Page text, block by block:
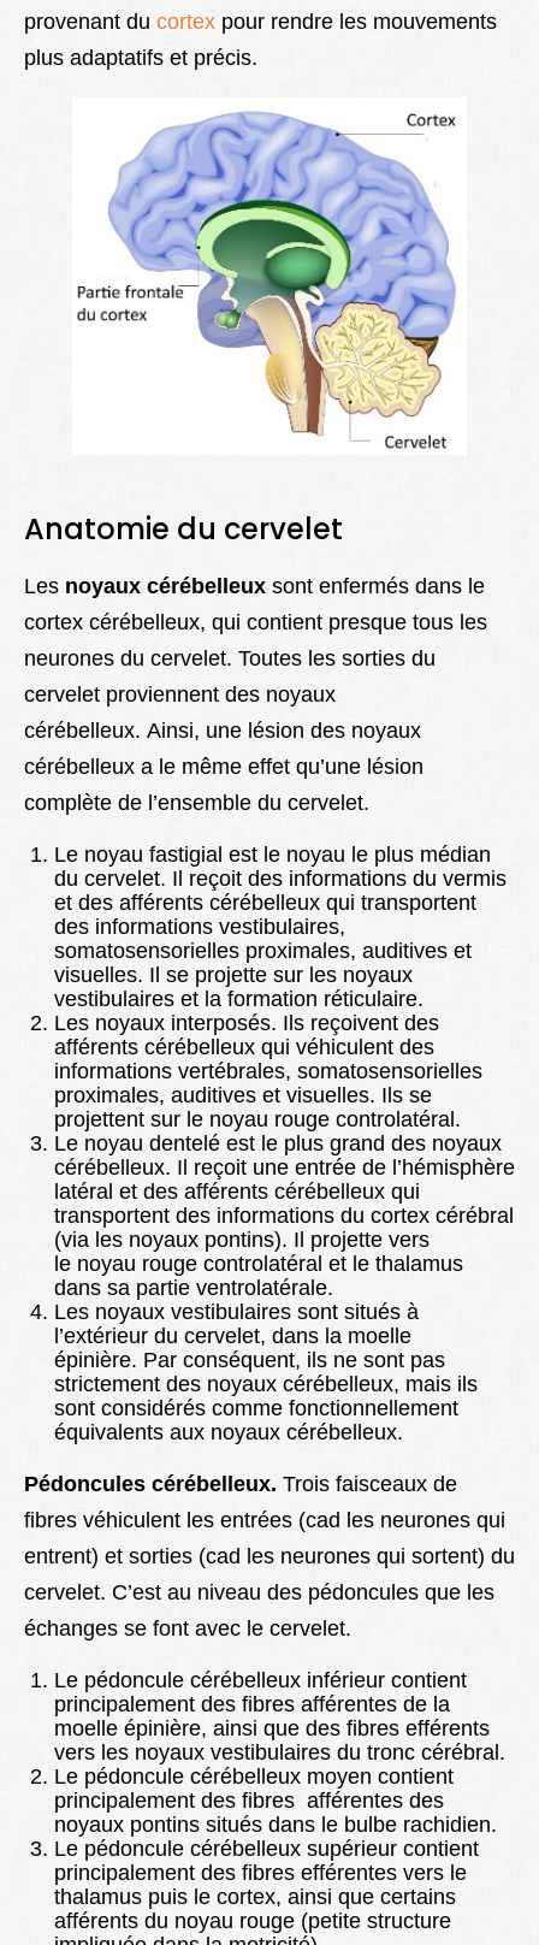
provenant du cortex pour rendre les mouvements
plus adaptatifs et précis.
Anatomie du cervelet
Les noyaux cérébelleux sont enfermés dans le
cortex cérébelleux, qui contient presque tous les
neurones du cervelet. Toutes les sorties du
cervelet proviennent des noyaux
cérébelleux. Ainsi, une lésion des noyaux
cérébelleux a le même effet qu’une lésion
complète de l’ensemble du cervelet.
Le noyau fastigial est le noyau le plus médian
du cervelet. Il reçoit des informations du vermis
et des afférents cérébelleux qui transportent
des informations vestibulaires,
somatosensorielles proximales, auditives et
visuelles. Il se projette sur les noyaux
vestibulaires et la formation réticulaire.
Les noyaux interposés. Ils reçoivent des
afférents cérébelleux qui véhiculent des
informations vertébrales, somatosensorielles
proximales, auditives et visuelles. Ils se
projettent sur le noyau rouge controlatéral.
Le noyau dentelé est le plus grand des noyaux
cérébelleux. Il reçoit une entrée de l’hémisphère
latéral et des afférents cérébelleux qui
transportent des informations du cortex cérébral
(via les noyaux pontins). Il projette vers
le noyau rouge controlatéral et le thalamus
dans sa partie ventrolatérale.
Les noyaux vestibulaires sont situés à
l’extérieur du cervelet, dans la moelle
épinière. Par conséquent, ils ne sont pas
strictement des noyaux cérébelleux, mais ils
sont considérés comme fonctionnellement
équivalents aux noyaux cérébelleux.
Pédoncules cérébelleux. Trois faisceaux de
fibres véhiculent les entrées (cad les neurones qui
entrent) et sorties (cad les neurones qui sortent) du
cervelet. C’est au niveau des pédoncules que les
échanges se font avec le cervelet.
Le pédoncule cérébelleux inférieur contient
principalement des fibres afférentes de la
moelle épinière, ainsi que des fibres efférents
vers les noyaux vestibulaires du tronc cérébral.
Le pédoncule cérébelleux moyen contient
principalement des fibres afférentes des
noyaux pontins situés dans le bulbe rachidien.
Le pédoncule cérébelleux supérieur contient
principalement des fibres efférentes vers le
thalamus puis le cortex, ainsi que certains
afférents du noyau rouge (petite structure